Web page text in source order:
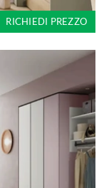
RICHIEDI PREZZO